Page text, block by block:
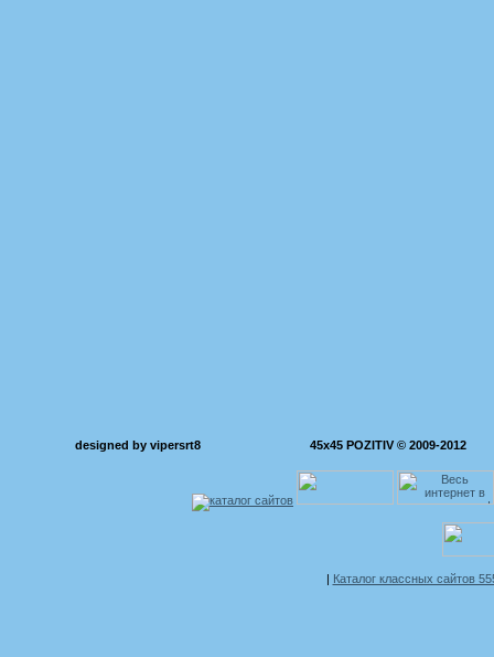
designed by vipersrt8 45x45 POZITIV © 2009-2012
Каталог классных сайтов